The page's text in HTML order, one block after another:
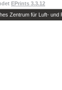
EPrints 3.3.12
Zentrum für Luft- und